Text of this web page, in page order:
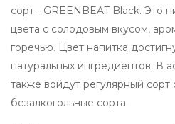
сорт - GREENBEAT Black. Это
цвета с солодовым вкусом,
горечью. Цвет напитка
натуральных ингредиентов. В
также войдут регулярный сорт
безалкогольные сорта.